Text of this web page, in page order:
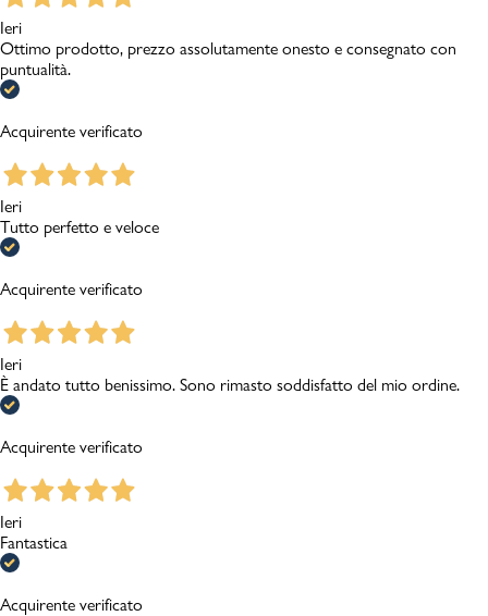
Ieri
Ottimo prodotto, prezzo assolutamente onesto e consegnato con
puntualità.
Acquirente verificato
Ieri
Tutto perfetto e veloce
Acquirente verificato
Ieri
È andato tutto benissimo. Sono rimasto soddisfatto del mio ordine.
Acquirente verificato
Ieri
Fantastica
Acquirente verificato